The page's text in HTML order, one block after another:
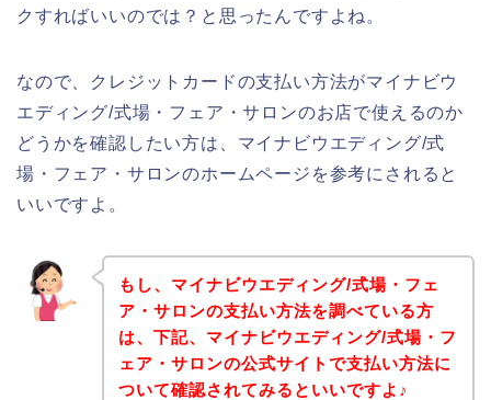
クすればいいのでは？と思ったんですよね。
なので、クレジットカードの支払い方法がマイナビウ
エディング/式場・フェア・サロンのお店で使えるのか
どうかを確認したい方は、マイナビウエディング/式
場・フェア・サロンのホームページを参考にされると
いいですよ。
もし、マイナビウエディング/式場・フェ
ア・サロンの支払い方法を調べている方
は、下記、マイナビウエディング/式場・フ
ェア・サロンの公式サイトで支払い方法に
ついて確認されてみるといいですよ♪